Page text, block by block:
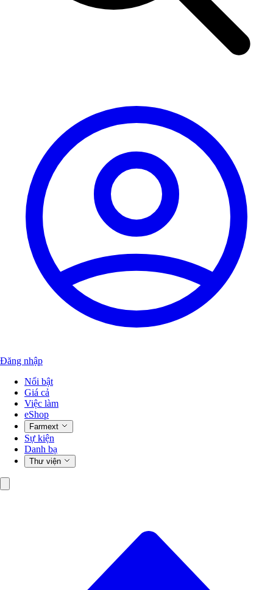
Đăng nhập
Nổi bật
Giá cả
Việc làm
eShop
Farmext
Sự kiện
Danh bạ
Thư viện